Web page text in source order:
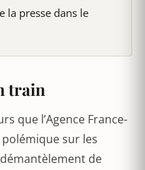
la presse dans le
train
que l’Agence France-
sur les
de